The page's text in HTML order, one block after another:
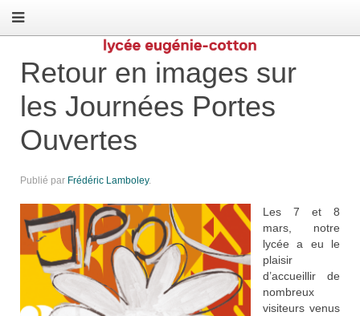
Retour en images sur
les Journées Portes
Ouvertes
Publié par Frédéric Lamboley.
Les 7 et 8
mars, notre
lycée a eu le
plaisir
d’accueillir de
nombreux
visiteurs venus